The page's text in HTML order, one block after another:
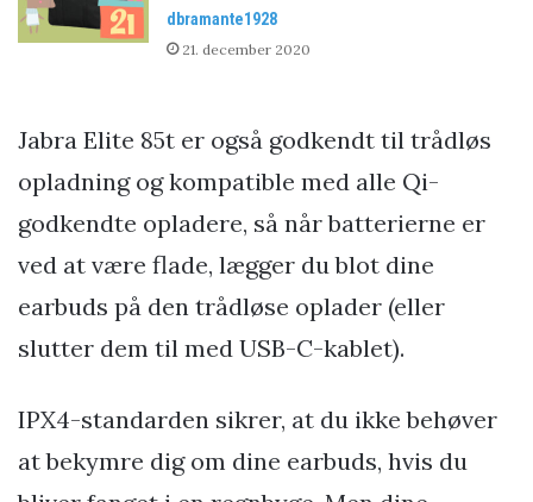
dbramante1928
21. december 2020
Jabra Elite 85t er også godkendt til trådløs
opladning og kompatible med alle Qi-
godkendte opladere, så når batterierne er
ved at være flade, lægger du blot dine
earbuds på den trådløse oplader (eller
slutter dem til med USB-C-kablet).
IPX4-standarden sikrer, at du ikke behøver
at bekymre dig om dine earbuds, hvis du